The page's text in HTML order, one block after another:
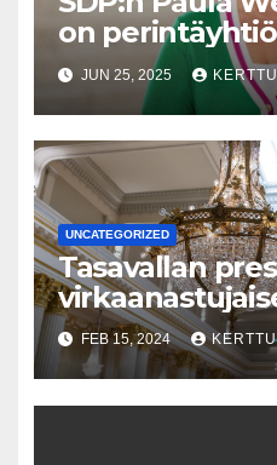
on
JUN 25, 2025
UNCATEGORIZED
Tasavallan
1. maaliskuuta
näyttää
suorana
FEB 15, 2024